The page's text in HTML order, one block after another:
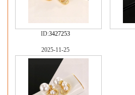
ID:3427253
2025-11-25